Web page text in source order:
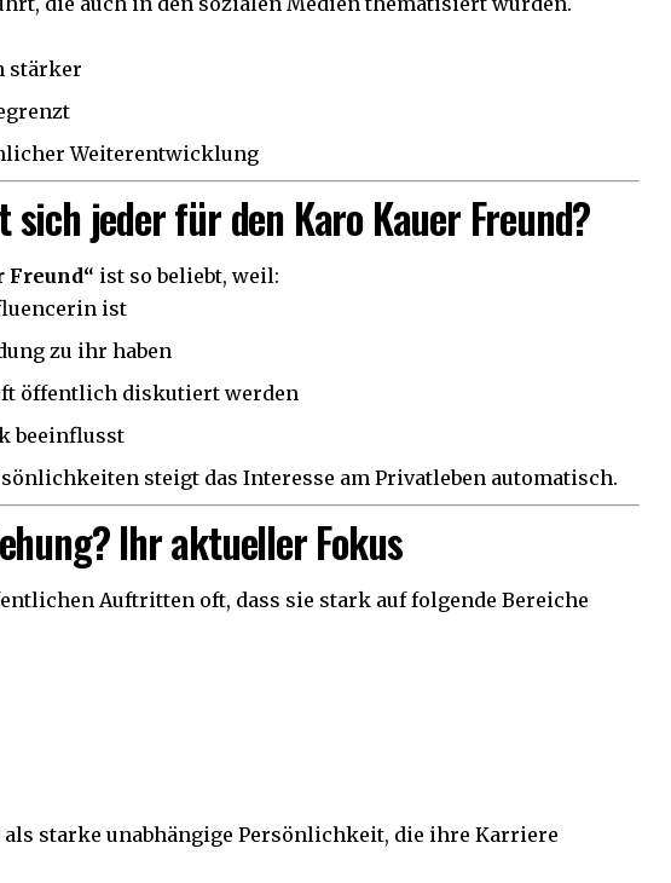
stärker
Weiterentwicklung
jeder für den Karo Kauer Freund?
Freund“ ist so beliebt, weil:
ist
zu ihr haben
öffentlich diskutiert werden
beeinflusst
steigt das Interesse am Privatleben automatisch.
Ihr aktueller Fokus
Auftritten oft, dass sie stark auf folgende Bereiche
als starke unabhängige Persönlichkeit, die ihre Karriere